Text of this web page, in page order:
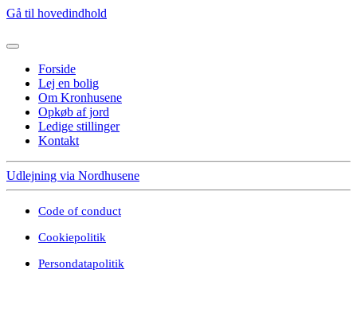
Gå til hovedindhold
Forside
Lej en bolig
Om Kronhusene
Opkøb af jord
Ledige stillinger
Kontakt
Udlejning via Nordhusene
Code of conduct
Cookiepolitik
Persondatapolitik